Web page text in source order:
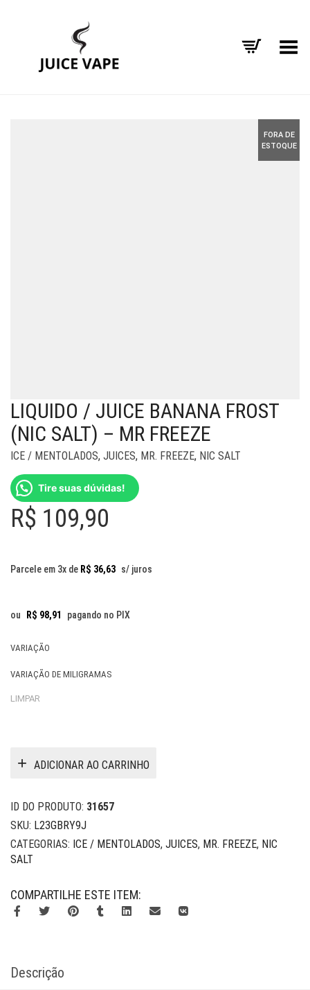
Alternar Menu
FORA DE
ESTOQUE
LIQUIDO / JUICE BANANA FROST
(NIC SALT) – MR FREEZE
ICE / MENTOLADOS, JUICES, MR. FREEZE, NIC SALT
Tire suas dúvidas!
R$ 109,90
Parcele em 3x de R$ 36,63 s/ juros
ou R$ 98,91 pagando no PIX
VARIAÇÃO
VARIAÇÃO DE MILIGRAMAS
LIMPAR
ADICIONAR AO CARRINHO
ID DO PRODUTO: 31657
SKU: L23GBRY9J
CATEGORIAS: ICE / MENTOLADOS, JUICES, MR. FREEZE, NIC
SALT
COMPARTILHE ESTE ITEM:
Descrição